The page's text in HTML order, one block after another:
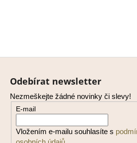
Z
Odebírat newsletter
Nezmeškejte žádné novinky či slevy!
E-mail
Vložením e-mailu souhlasíte s